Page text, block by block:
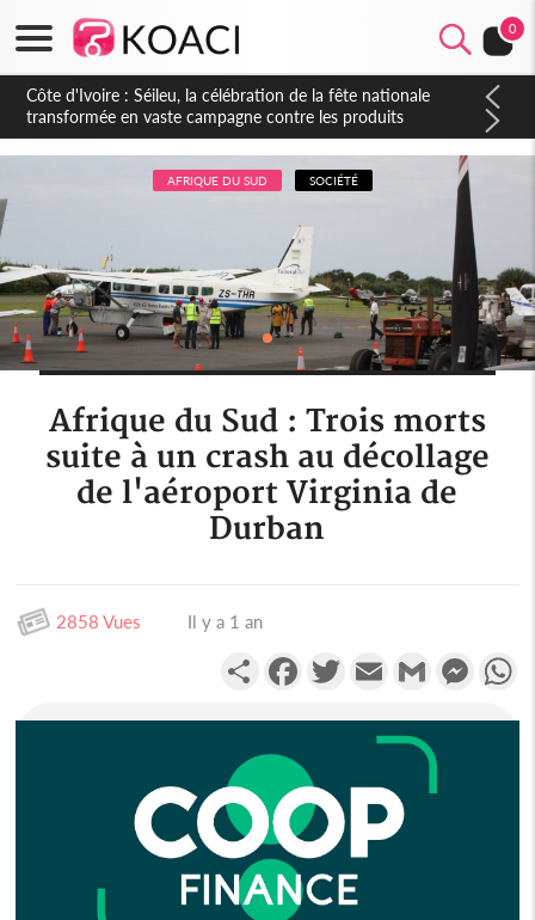
0
Côte d'Ivoire : Daloa, il tue son collègue et cache 38 millions
dans une fosse septique
AFRIQUE DU SUD SOCIÉTÉ
Afrique du Sud : Trois morts
suite à un crash au décollage
de l'aéroport Virginia de
Durban
2858 Vues Il y a 1 an
PartagerFacebookTwitterEmail Gmail